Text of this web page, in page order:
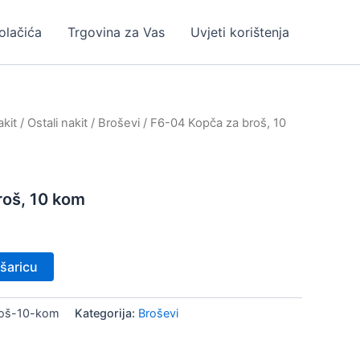
Trgovina za Vas Uvjeti korištenja
/ Ostali nakit / Broševi / F6-04 Kopča za broš, 10
10 kom
10-kom Kategorija: Broševi